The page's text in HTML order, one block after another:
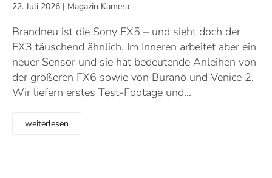
22. Juli 2026 | Magazin Kamera
Brandneu ist die Sony FX5 – und sieht doch der
FX3 täuschend ähnlich. Im Inneren arbeitet aber ein
neuer Sensor und sie hat bedeutende Anleihen von
der größeren FX6 sowie von Burano und Venice 2.
Wir liefern erstes Test-Footage und…
weiterlesen